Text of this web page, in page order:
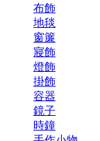
布飾
地毯
窗簾
寢飾
燈飾
掛飾
容器
鏡子
時鐘